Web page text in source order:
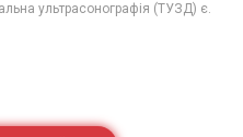
ультрасонографія (ТУЗД) є...